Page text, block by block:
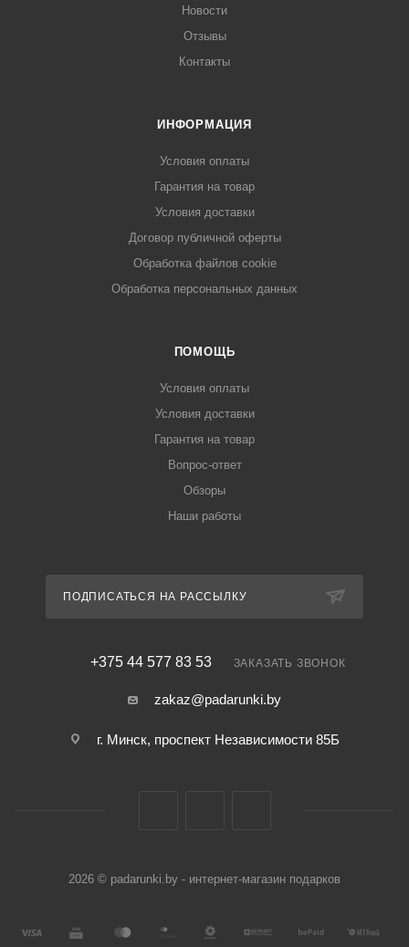
Новости
Отзывы
Контакты
ИНФОРМАЦИЯ
Условия оплаты
Гарантия на товар
Условия доставки
Договор публичной оферты
Обработка файлов cookie
Обработка персональных данных
ПОМОЩЬ
Условия оплаты
Условия доставки
Гарантия на товар
Вопрос-ответ
Обзоры
Наши работы
ПОДПИСАТЬСЯ НА РАССЫЛКУ
+375 44 577 83 53 ЗАКАЗАТЬ ЗВОНОК
zakaz@padarunki.by
г. Минск, проспект Независимости 85Б
2026 © padarunki.by - интернет-магазин подарков